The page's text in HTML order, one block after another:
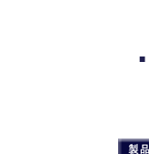
■